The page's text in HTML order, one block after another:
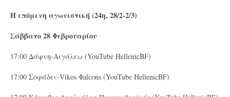
Η επόμενη αγωνιστική (24η, 28/2-2/3)
Σάββατο 28 Φεβρουαρίου
17:00 Δάφνη-Αιγάλεω (YouTube HellenicBF)
17:00 Σοφάδες-Vikos Φalcons (YouTube HellenicBF)